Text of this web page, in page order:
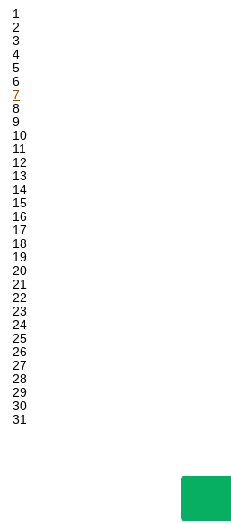
1
2
3
4
5
6
7
8
9
10
11
12
13
14
15
16
17
18
19
20
21
22
23
24
25
26
27
28
29
30
31